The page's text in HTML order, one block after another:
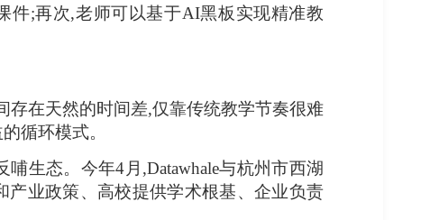
件;再次,老师可以基于AI黑板实现精准教
在天然的时间差,仅靠传统教学节奏很难
循环模式。
生态。今年4月,Datawhale与杭州市西湖
产业政策、高校提供学术根基、企业负责